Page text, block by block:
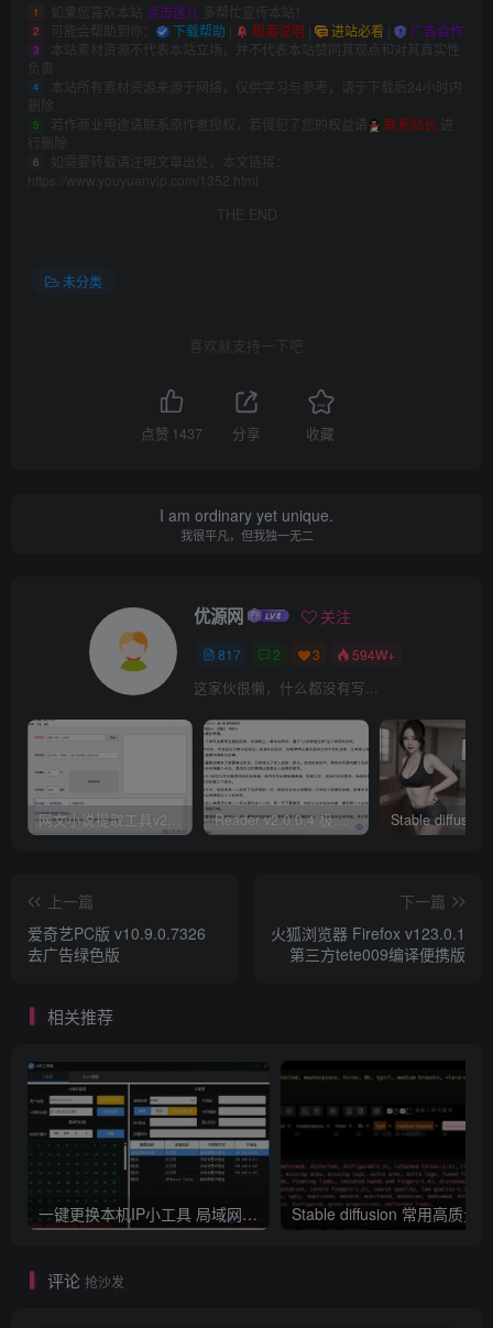
1 如果您喜欢本站 点击这儿 多帮忙宣传本站！
2 可能会帮助到你： 下载帮助 报毒说明 | 进站必看 | 广告合作
3
本站素材资源不代表本站立场，并不代表本站赞同其观点和对其真实性
负责
4
本站所有素材资源来源于网络，仅供学习与参考，请于下载后24小时内
删除
5 若作商业用途请联系原作者授权，若侵犯了您的权益请 联系站长 进
行删除
6
如需要转载请注明文章出处，本文链接：
https://www.youyuanvip.com/1352.html
THE END
未分类
喜欢就支持一下吧
点赞 1437 分享 收藏
I am ordinary yet unique.
我很平凡，但我独一无二
优源网 关注
817 2 3 594W+
这家伙很懒，什么都没有写...
网文小说提取工具v2.10.02 可以自动下载小说 从此不再花钱看小说 Reader v2.0.0.4 极简小说阅读器支持导入在线及离线书源
上一篇
爱奇艺PC版 v10.9.0.7326
去广告绿色版
下一篇
火狐浏览器 Firefox v123.0.1
第三方tete009编译便携版
相关推荐
一键更换本机IP小工具 局域网IP扫描
评论 抢沙发